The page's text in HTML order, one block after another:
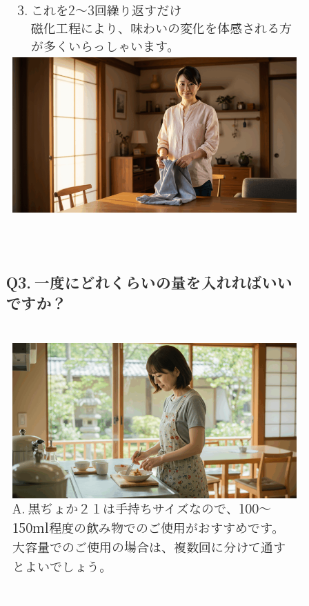
これを2〜3回繰り返すだけ
磁化工程により、味わいの変化を体感される方
が多くいらっしゃいます。
Q3. 一度にどれくらいの量を入れればいい
ですか？
A. 黒ぢょか２１は手持ちサイズなので、100〜
150ml程度の飲み物でのご使用がおすすめです。
大容量でのご使用の場合は、複数回に分けて通す
とよいでしょう。